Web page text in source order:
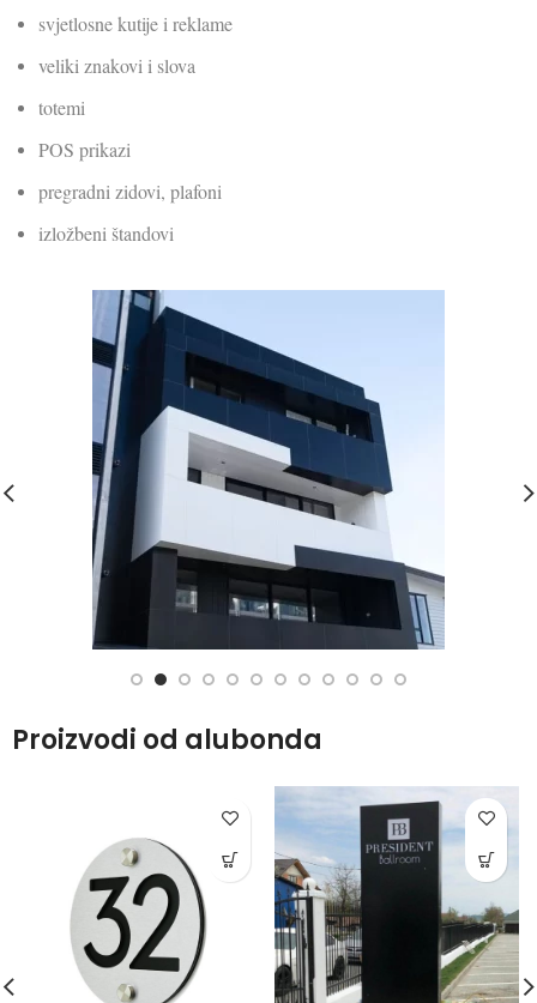
svjetlosne kutije i reklame
veliki znakovi i slova
totemi
POS prikazi
pregradni zidovi, plafoni
izložbeni štandovi
Proizvodi od alubonda